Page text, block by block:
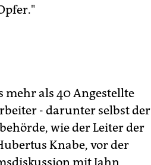
mehr als 40 Angestellte
- darunter selbst der
wie der Leiter der
Knabe, vor der
mit Jahn